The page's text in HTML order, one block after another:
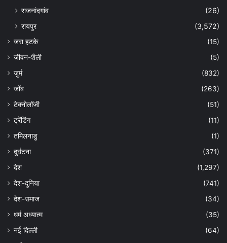
राजनांदगांव
(26)
रायपुर
(3,572)
जरा हटके
(15)
जीवन-शैली
(5)
जुर्म
(832)
जॉब
(263)
टेक्नोलॉजी
(51)
ट्रेंडिंग
(11)
तमिलनाडु
(1)
दुर्घटना
(371)
देश
(1,297)
देश-दुनिया
(741)
देश-समाज
(34)
धर्म अध्यात्म
(35)
नई दिल्ली
(64)